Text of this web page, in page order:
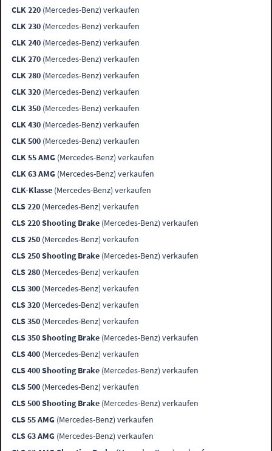
CLK 220 (Mercedes-Benz) verkaufen
CLK 230 (Mercedes-Benz) verkaufen
CLK 240 (Mercedes-Benz) verkaufen
CLK 270 (Mercedes-Benz) verkaufen
CLK 280 (Mercedes-Benz) verkaufen
CLK 320 (Mercedes-Benz) verkaufen
CLK 350 (Mercedes-Benz) verkaufen
CLK 430 (Mercedes-Benz) verkaufen
CLK 500 (Mercedes-Benz) verkaufen
CLK 55 AMG (Mercedes-Benz) verkaufen
CLK 63 AMG (Mercedes-Benz) verkaufen
CLK-Klasse (Mercedes-Benz) verkaufen
CLS 220 (Mercedes-Benz) verkaufen
CLS 220 Shooting Brake (Mercedes-Benz) verkaufen
CLS 250 (Mercedes-Benz) verkaufen
CLS 250 Shooting Brake (Mercedes-Benz) verkaufen
CLS 280 (Mercedes-Benz) verkaufen
CLS 300 (Mercedes-Benz) verkaufen
CLS 320 (Mercedes-Benz) verkaufen
CLS 350 (Mercedes-Benz) verkaufen
CLS 350 Shooting Brake (Mercedes-Benz) verkaufen
CLS 400 (Mercedes-Benz) verkaufen
CLS 400 Shooting Brake (Mercedes-Benz) verkaufen
CLS 500 (Mercedes-Benz) verkaufen
CLS 500 Shooting Brake (Mercedes-Benz) verkaufen
CLS 55 AMG (Mercedes-Benz) verkaufen
CLS 63 AMG (Mercedes-Benz) verkaufen